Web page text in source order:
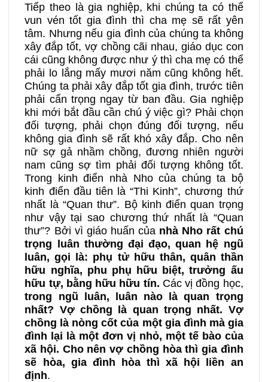
15B 16A 16B
17A 17B 18A
18B 19A 19B
20A 20B 21A
21B 22A 22B
23A 23B 24A
24B 25A 25B
26A 26B 27A
27B 28A 28B
29A 29B 30A
Tiếp theo là gia nghiệp, khi chúng ta có thể
vun vén tốt gia đình thì cha mẹ sẽ rất yên
tâm. Nhưng nếu gia đình của chúng ta không
xây đắp tốt, vợ chồng cãi nhau, giáo dục con
cái cũng không được như ý thì cha mẹ có thể
phải lo lắng mấy mươi năm cũng không hết.
Chúng ta phải xây đắp tốt gia đình, trước tiên
phải cẩn trọng ngay từ ban đầu. Gia nghiệp
khi mới bắt đầu cần chú ý việc gì? Phải chọn
đối tượng, phải chọn đúng đối tượng, nếu
không gia đình sẽ rất khó xây đắp. Cho nên
nữ sợ gả nhầm chồng, đương nhiên người
nam cũng sợ tìm phải đối tượng không tốt.
Trong kinh điển nhà Nho của chúng ta bộ
kinh điển đầu tiên là “Thi Kinh”, chương thứ
nhất là “Quan thư”. Bộ kinh điển quan trọng
như vậy tại sao chương thứ nhất là “Quan
thư”? Bởi vì giáo huấn của nhà Nho rất chú
trọng luân thường đại đạo, quan hệ ngũ
luân, gọi là: phụ tử hữu thân, quân thần
hữu nghĩa, phu phụ hữu biệt, trưởng ấu
hữu tự, bằng hữu hữu tín. Các vị đồng học,
trong ngũ luân, luân nào là quan trọng
nhất? Vợ chồng là quan trọng nhất. Vợ
chồng là nòng cốt của một gia đình mà gia
đình lại là một đơn vị nhỏ, một tế bào của
xã hội. Cho nên vợ chồng hòa thì gia đình
sẽ hòa, gia đình hòa thì xã hội liền an
định.